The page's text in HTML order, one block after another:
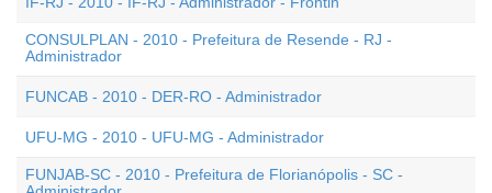
CONSULPLAN - 2010 - Prefeitura de Resende - RJ -
Administrador
FUNCAB - 2010 - DER-RO - Administrador
UFU-MG - 2010 - UFU-MG - Administrador
FUNJAB-SC - 2010 - Prefeitura de Florianópolis - SC -